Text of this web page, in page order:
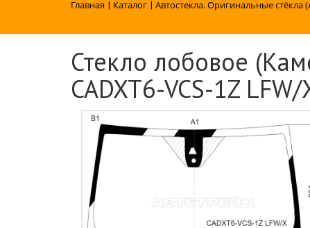
Главная | Каталог | Автостекла. Оригинальные
Стекло лобовое
CADXT6-VCS-1Z LFW/